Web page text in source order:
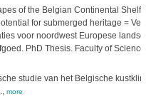
of the Belgian Continental
for submerged heritage =
voor noordwest Europese
PhD Thesis. Faculty of
studie van het Belgische
more